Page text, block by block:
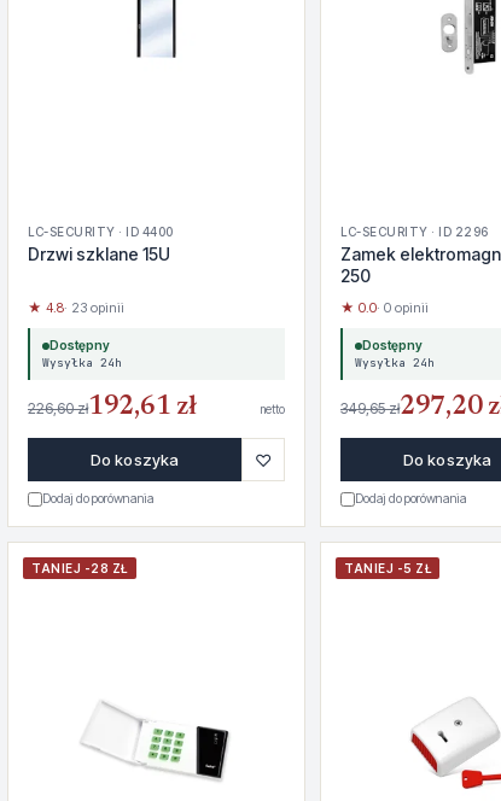
LC-SECURITY · ID 4400
Drzwi szklane 15U
★ 4.8· 23 opinii
Dostępny
Wysyłka 24h
226,60 zł192,61 zł netto
Do koszyka ♡
Dodaj do porównania
LC-SECURITY · ID 2296
Zamek
250
★ 0.0· 0 opinii
Dostępny
Wysyłka 24h
349,65 zł297,20
Do koszyka
Dodaj do porównania
TANIEJ -28 ZŁ TANIEJ -5 ZŁ